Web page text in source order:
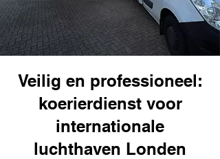
Veilig en professioneel:
koerierdienst voor
internationale
luchthaven Londen